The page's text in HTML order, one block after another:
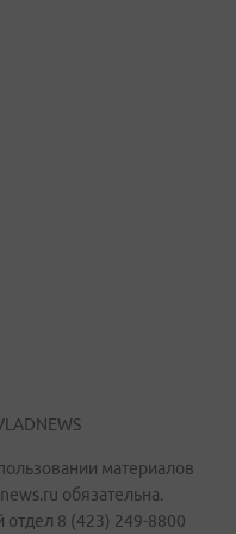
материалов
обязательна.
8 (423) 249-8800